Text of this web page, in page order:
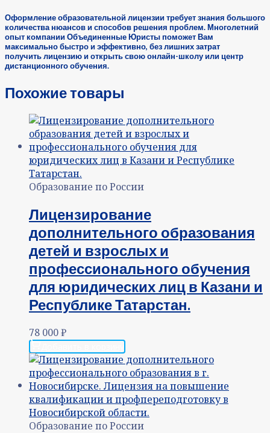
Оформление образовательной лицензии требует знания большого
количества нюансов и способов решения проблем. Многолетний
опыт компании Объединенные Юристы поможет Вам
максимально быстро и эффективно, без лишних затрат
получить лицензию и открыть свою онлайн-школу или центр
дистанционного обучения.
Похожие товары
Образование по России
Лицензирование
дополнительного образования
детей и взрослых и
профессионального обучения
для юридических лиц в Казани и
Республике Татарстан.
78 000₽
Образование по России